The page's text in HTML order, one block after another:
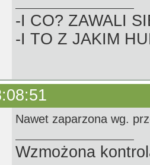
-I CO? ZAWALI
-I TO Z JAKIM
Nawet zaparzona wg.
Wzmożona